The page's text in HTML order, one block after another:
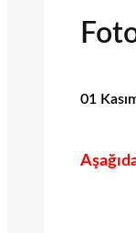
01